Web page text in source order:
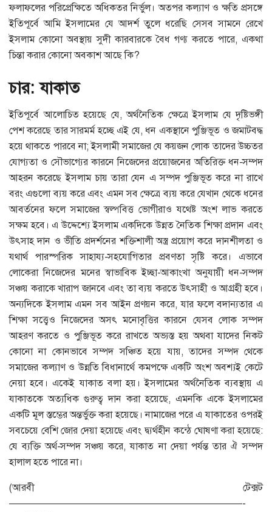
ফলাফলের পরিপ্রেক্ষিতে অধিকতর নির্ভুল। অতপর কল্যাণ ও ক্ষতি প্রসঙ্গে
ইতিপূর্বে আমি ইসলামের যে আদর্শ তুলে ধরেছি সেসব সামনে রেখে
ইসলাম কোনো অবস্থায় সুদী কারবারকে বৈধ গণ্য করতে পারে, একথা
চিন্তা করার কোনো অবকাশ আছে কি?
চার: যাকাত
ইতিপূর্বে আলোচিত হয়েছে যে, অর্থনৈতিক ক্ষেত্রে ইসলাম যে দৃষ্টিভঙ্গী
পেশ করেছে তার সারমর্ম হচ্ছে এই যে, ধন একস্থানে পুঞ্জিভূত ও জমাটবদ্ধ
হয়ে থাকতে পারবে না; ইসলামী সমাজের যে কয়জন লোক তাদের উচ্চতর
যোগ্যতা ও সৌভাগ্যের কারনে নিজেদের প্রয়োজনের অতিরিক্ত ধন-সম্পদ
আহরন করেছে ইসলাম চায় তারা যেন এ সম্পদ পুঞ্জিভূত করে না রাখে
বরং এগুলো ব্যয় করে এবং এমন সব ক্ষেত্রে ব্যয় করে যেখান থেকে ধনের
আবর্তনের ফলে সমাজের স্বল্পবিত্ত ভোগীরাও যথেষ্ট অংশ লাভ করতে
সক্ষম হবে। এ উদ্দেশ্যে ইসলাম একদিকে উন্নত নৈতিক শিক্ষা প্রদান এবং
উৎসাহ দান ও ভীতি প্রদর্শনের শক্তিশালী অস্ত্র প্রয়োগ করে দানশীলতা ও
যথার্থ পারস্পরিক সাহায্য-সহযোগিতার প্রবণতা সৃষ্টি করে। এভাবে
লোকেরা নিজেদের মনের স্বাভাবিক ইচ্ছা-আকাংখা অনুযায়ী ধন-সম্পদ
সঞ্চয় করাকে খারাপ জানবে এবং তা ব্যয় করতে উৎসাহী ও আগ্রহী হবে।
অন্যদিকে ইসলাম এমন সব আইন প্রণয়ন করে, যার ফলে বদান্যতার এ
শিক্ষা সত্ত্বেও নিজেদের অসৎ মনোবৃত্তির কারনে যেসব লোক সম্পদ
আহরণ করতে ও পুঞ্জিভূত করে রাখতে অভ্যস্ত হয় অথবা যাদের নিকট
কোনো না কোনভাবে সম্পদ সঞ্চিত হয়ে যায়, তাদের সম্পদ থেকে
সমাজের কল্যাণ ও উন্নতি বিধানার্থে কমপক্ষে একটি অংশ অবশ্যই কেটে
নেয়া হবে। একেই যাকাত বলা হয়। ইসলামের অর্থনৈতিক ব্যবস্থায় এ
যাকাতকে অত্যধিক গুরুত্ব দান করা হয়েছে, এমনকি একে ইসলামের
একটি মূল স্তম্ভের অন্তর্ভুক্ত করা হয়েছে। নামাজের পরে এ যাকাতের ওপরই
সবচেয়ে বেশি জোর দেয়া হয়েছে এবং দ্ব্যর্থহীন কন্ঠে ঘোষণা করা হয়েছে:
যে ব্যক্তি অর্থ-সম্পদ সঞ্চয় করে, যাকাত না দেয়া পর্যন্ত তার ঐ সম্পদ
হালাল হতে পারে না।
(আরবী টেক্সট
————————————————————————-